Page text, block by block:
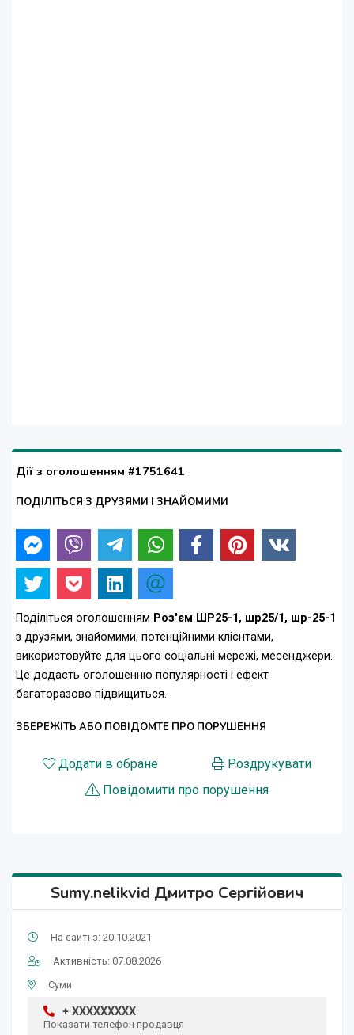
Дії з оголошенням #1751641
ПОДІЛІТЬСЯ З ДРУЗЯМИ І ЗНАЙОМИМИ
Поділіться оголошенням Роз'єм ШР25-1, шр25/1, шр-25-1
з друзями, знайомими, потенційними клієнтами,
використовуйте для цього соціальні мережі, месенджери.
Це додасть оголошенню популярності і ефект
багаторазово підвищиться.
ЗБЕРЕЖІТЬ АБО ПОВІДОМТЕ ПРО ПОРУШЕННЯ
Додати в обране
Роздрукувати
Повідомити про порушення
Sumy.nelikvid Дмитро Сергійович
На сайті з: 20.10.2021
Активність: 07.08.2026
Суми
+ XXXXXXXXX
Показати телефон продавця